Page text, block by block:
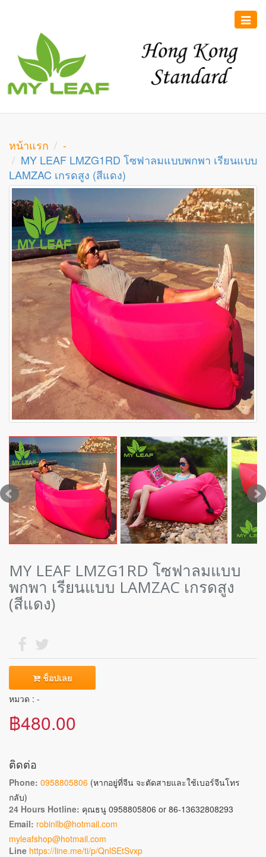
Toggle
หน้าแรก
-
MY LEAF LMZG1RD โซฟาลมแบบพกพา เรียนแบบ
LAMZAC เกรดสูง (สีแดง)
MY LEAF LMZG1RD โซฟาลมแบบ
พกพา เรียนแบบ LAMZAC เกรดสูง
(สีแดง)
ช็อปเลย
หมวด : -
฿480.00
ติดต่อ
Phone: 0958805806 (หากอยู่ที่จีน จะตัดสายและใช้เบอร์จีนโทร
กลับ)
24 Hours Hotline: คุณธนู 0958805806 or 86-13632808293
Email: robinllb@hotmail.com
myleafshop@hotmail.com
Line https://line.me/ti/p/QnlSEtSvxp